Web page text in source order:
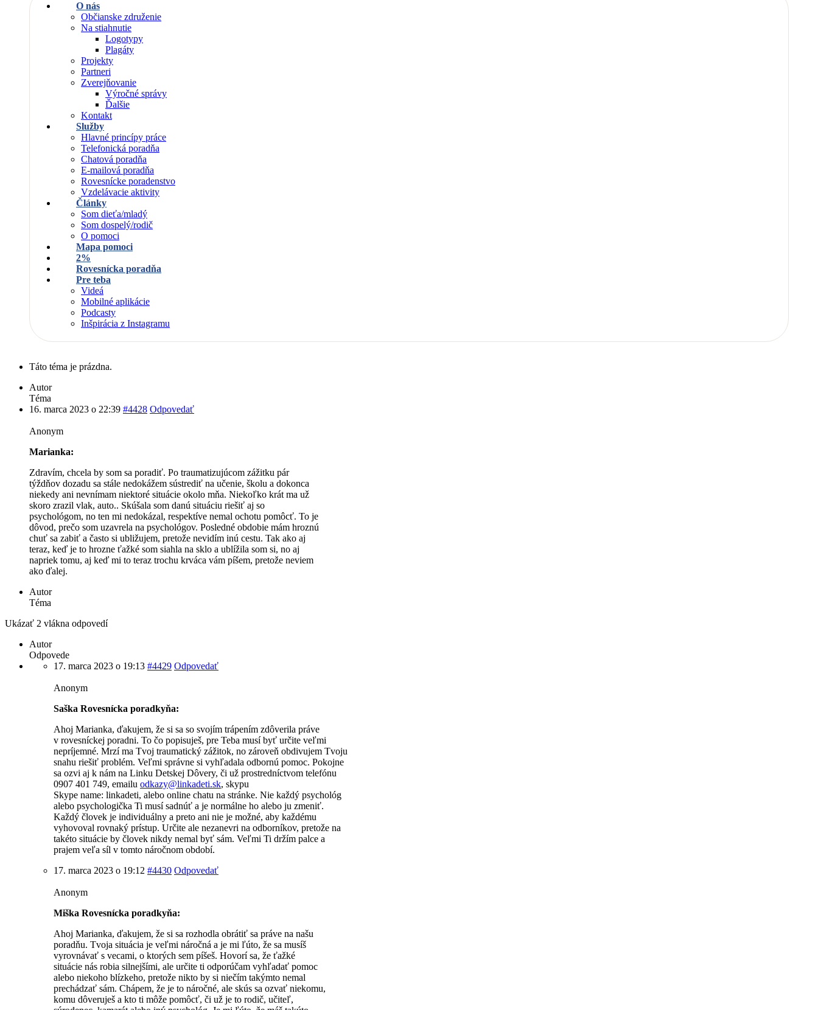
O nás
Občianske združenie
Na stiahnutie
Logotypy
Plagáty
Projekty
Partneri
Zverejňovanie
Výročné správy
Ďalšie
Kontakt
Služby
Hlavné princípy práce
Telefonická poradňa
Chatová poradňa
E-mailová poradňa
Rovesnícke poradenstvo
Vzdelávacie aktivity
Články
Som dieťa/mladý
Som dospelý/rodič
O pomoci
Mapa pomoci
2%
Rovesnícka poradňa
Pre teba
Videá
Mobilné aplikácie
Podcasty
Inšpirácia z Instagramu
Táto téma je prázdna.
Autor
Téma
16. marca 2023 o 22:39 #4428 Odpovedať
Anonym
Marianka:
Zdravím, chcela by som sa poradiť. Po traumatizujúcom zážitku pár
týždňov dozadu sa stále nedokážem sústrediť na učenie, školu a dokonca
niekedy ani nevnímam niektoré situácie okolo mňa. Niekoľko krát ma už
skoro zrazil vlak, auto.. Skúšala som danú situáciu riešiť aj so
psychológom, no ten mi nedokázal, respektíve nemal ochotu pomôcť. To je
dôvod, prečo som uzavrela na psychológov. Posledné obdobie mám hroznú
chuť sa zabiť a často si ubližujem, pretože nevidím inú cestu. Tak ako aj
teraz, keď je to hrozne ťažké som siahla na sklo a ublížila som si, no aj
napriek tomu, aj keď mi to teraz trochu krváca vám píšem, pretože neviem
ako ďalej.
Autor
Téma
Ukázať 2 vlákna odpovedí
Autor
Odpovede
17. marca 2023 o 19:13 #4429 Odpovedať
Anonym
Saška Rovesnícka poradkyňa:
Ahoj Marianka, ďakujem, že si sa so svojím trápením zdôverila práve
v rovesníckej poradni. To čo popisuješ, pre Teba musí byť určite veľmi
nepríjemné. Mrzí ma Tvoj traumatický zážitok, no zároveň obdivujem Tvoju
snahu riešiť problém. Veľmi správne si vyhľadala odbornú pomoc. Pokojne
sa ozvi aj k nám na Linku Detskej Dôvery, či už prostredníctvom telefónu
0907 401 749, emailu odkazy@linkadeti.sk, skypu
Skype name: linkadeti, alebo online chatu na stránke. Nie každý psychológ
alebo psychologička Ti musí sadnúť a je normálne ho alebo ju zmeniť.
Každý človek je individuálny a preto ani nie je možné, aby každému
vyhovoval rovnaký prístup. Určite ale nezanevri na odborníkov, pretože na
takéto situácie by človek nikdy nemal byť sám. Veľmi Ti držím palce a
prajem veľa síl v tomto náročnom období.
17. marca 2023 o 19:12 #4430 Odpovedať
Anonym
Miška Rovesnícka poradkyňa:
Ahoj Marianka, ďakujem, že si sa rozhodla obrátiť sa práve na našu
poradňu. Tvoja situácia je veľmi náročná a je mi ľúto, že sa musíš
vyrovnávať s vecami, o ktorých sem píšeš. Hovorí sa, že ťažké
situácie nás robia silnejšími, ale určite ti odporúčam vyhľadať pomoc
alebo niekoho blízkeho, pretože nikto by si niečím takýmto nemal
prechádzať sám. Chápem, že je to náročné, ale skús sa ozvať niekomu,
komu dôveruješ a kto ti môže pomôcť, či už je to rodič, učiteľ,